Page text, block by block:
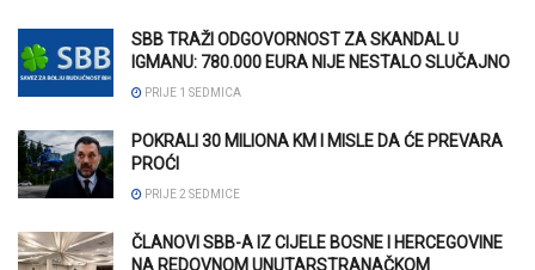
SBB TRAŽI ODGOVORNOST ZA SKANDAL U
IGMANU: 780.000 EURA NIJE NESTALO SLUČAJNO
PRIJE 1 SEDMICA
POKRALI 30 MILIONA KM I MISLE DA ĆE PREVARA
PROĆI
PRIJE 2 SEDMICE
ČLANOVI SBB-A IZ CIJELE BOSNE I HERCEGOVINE
NA REDOVNOM UNUTARSTRANAČKOM